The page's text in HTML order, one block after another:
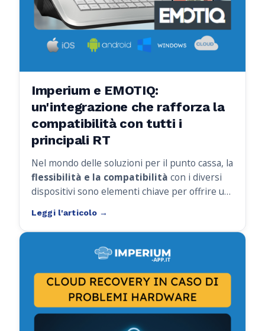
Imperium e EMOTIQ:
un'integrazione che rafforza la
compatibilità con tutti i
principali RT
Nel mondo delle soluzioni per il punto cassa, la
flessibilità e la compatibilità con i diversi
dispositivi sono elementi chiave per offrire un
l’integrazione dei registratori telematici
EMOTIQ, Imperium rafforza ulteriormente il
suo ecosistema, confermandosi come una
delle soluzioni più versatili sul mercato.